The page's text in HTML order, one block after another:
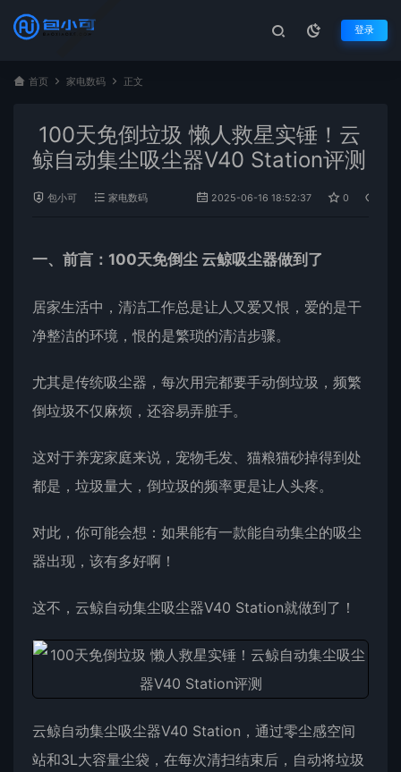
登录
首页 家电数码 正文
100天免倒垃圾 懒人救星实锤！云
鲸自动集尘吸尘器V40 Station评测
包小可 家电数码 2025-06-16 18:52:37 0
一、前言：100天免倒尘 云鲸吸尘器做到了
居家生活中，清洁工作总是让人又爱又恨，爱的是干
净整洁的环境，恨的是繁琐的清洁步骤。
尤其是传统吸尘器，每次用完都要手动倒垃圾，频繁
倒垃圾不仅麻烦，还容易弄脏手。
这对于养宠家庭来说，宠物毛发、猫粮猫砂掉得到处
都是，垃圾量大，倒垃圾的频率更是让人头疼。
对此，你可能会想：如果能有一款能自动集尘的吸尘
器出现，该有多好啊！
这不， 云鲸自动集尘吸尘器V40 Station就做到了！
云鲸自动集尘吸尘器V40 Station，通过零尘感空间
站和3L大容量尘袋，在每次清扫结束后，自动将垃圾